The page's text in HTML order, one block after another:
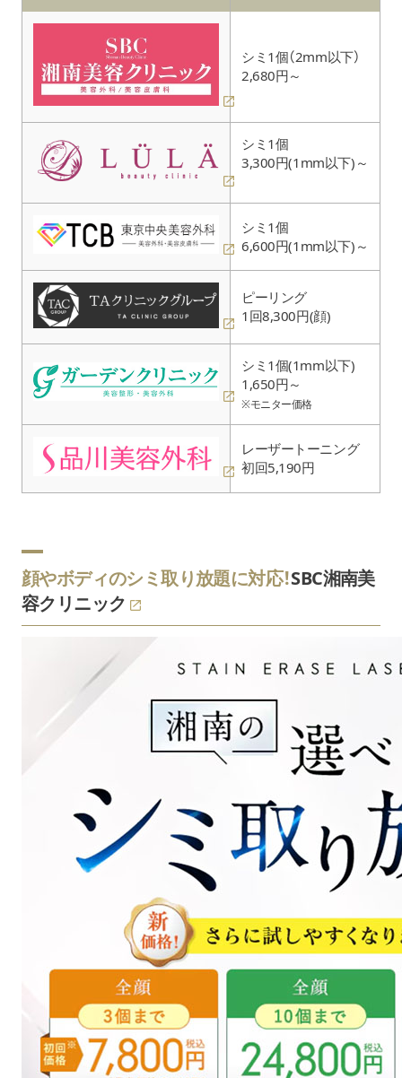
シミ1個（2mm以下）
2,680円～
シミ1個
3,300円(1mm以下)～
シミ1個
6,600円(1mm以下)～
ピーリング
1回8,300円(顔)
シミ1個(1mm以下)
1,650円～
※モニター価格
レーザートーニング
初回5,190円
顔やボディのシミ取り放題に対応！SBC湘南美
容クリニック